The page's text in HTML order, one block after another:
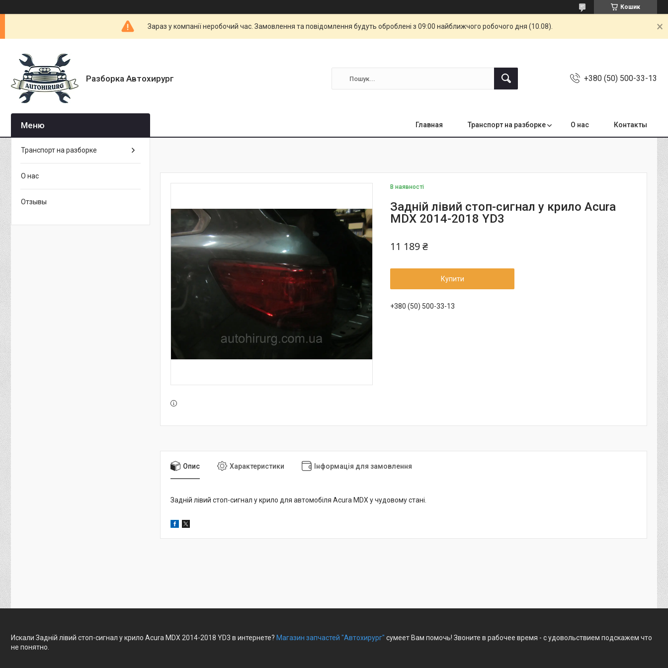
Кошик
Зараз у компанії неробочий час. Замовлення та повідомлення будуть оброблені з 09:00 найближчого робочого дня (10.08).
Разборка Автохирург +380 (50) 500-33-13
Главная Транспорт на разборке О нас Контакты
В наявності
Задній лівий стоп-сигнал у крило Acura
MDX 2014-2018 YD3
11 189 ₴
Купити
+380 (50) 500-33-13
Опис Характеристики Інформація для замовлення
Задній лівий стоп-сигнал у крило для автомобіля Acura MDX у чудовому стані.
Транспорт на разборке
О нас
Отзывы
Искали Задній лівий стоп-сигнал у крило Acura MDX 2014-2018 YD3 в интернете? Магазин запчастей "Автохирург" сумеет Вам помочь! Звоните в рабочее время - с удовольствием подскажем что
не понятно.